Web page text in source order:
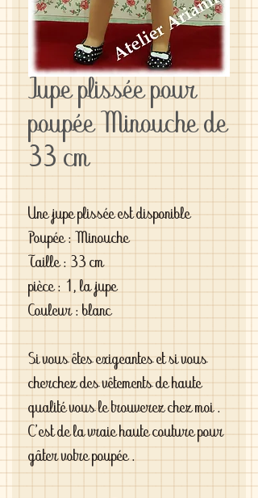
Jupe plissée pour
poupée Minouche de
33 cm
Une jupe plissée est disponible
Poupée : Minouche
Taille : 33 cm
pièce : 1, la jupe
Couleur : blanc
Si vous êtes exigeantes et si vous
cherchez des vêtements de haute
qualité vous le trouverez chez moi .
C'est de la vraie haute couture pour
gâter votre poupée .